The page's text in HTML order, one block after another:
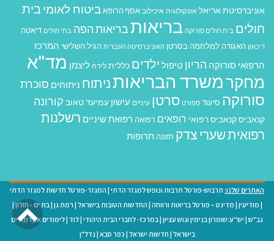
אוניברסיטת אריאל אונקולוגיה איכילוב אסף הרופא ביטוח לאומיבית
חולים בית חולים סורוקה בריאותבריאות הפה בתי חולים דיאטה
דיכאון האגודה למלחמה בסרטן האוניברסיטה העברית הגיל השלישי המרכז
הרפואי סורוקה הריון טיפול ילדים כללית לידה ליצמן מד"א
מחקרמשרד הבריאותניתוח ניתוחים סוכרת
סורוקה סיעוד ספורט סרטן עיניים עישון עמיעד טאוב קורונה
קנאביסקנאביס רפואי רופאים רפואה רפואת שיניים רשלנות
רפואיתשערי צדק תזונה תרופות
האתרים שלנו: תרבוש-פורטל תרבות ונופש למגזר הדתי | המגזר-פורטל חדשות למגזר הדתי
| מודיעין | מדינט – פורטל בריאות ורווחה | החדשות הטובות בישראל | רמת גן |בת ים - חולון|
גב"ש | יש''ע:שומרון בנימין וגוש עציון |במרכז- לחברי הבית היהודי |לוד |לימודים אקדמאיים
בישראל | חדשות ישראל | כפר סבא | נדל"ן